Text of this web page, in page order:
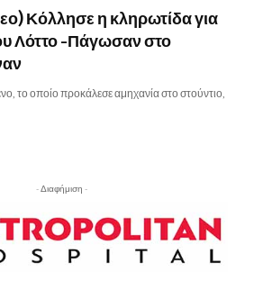
Κόλλησε η κληρωτίδα για
Λόττο -Πάγωσαν στο
το οποίο προκάλεσε αμηχανία στο στούντιο,
- Διαφήμιση -